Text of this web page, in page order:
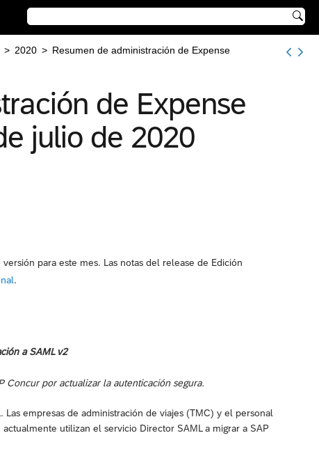

> 2020 > Resumen de administración de Expense
de Expense
julio de 2020
para este mes. Las notas del release de Edición
.
a SAML v2
Concur por actualizar la autenticación segura.
empresas de administración de viajes (TMC) y el personal
utilizan el servicio Director SAML a migrar a SAP